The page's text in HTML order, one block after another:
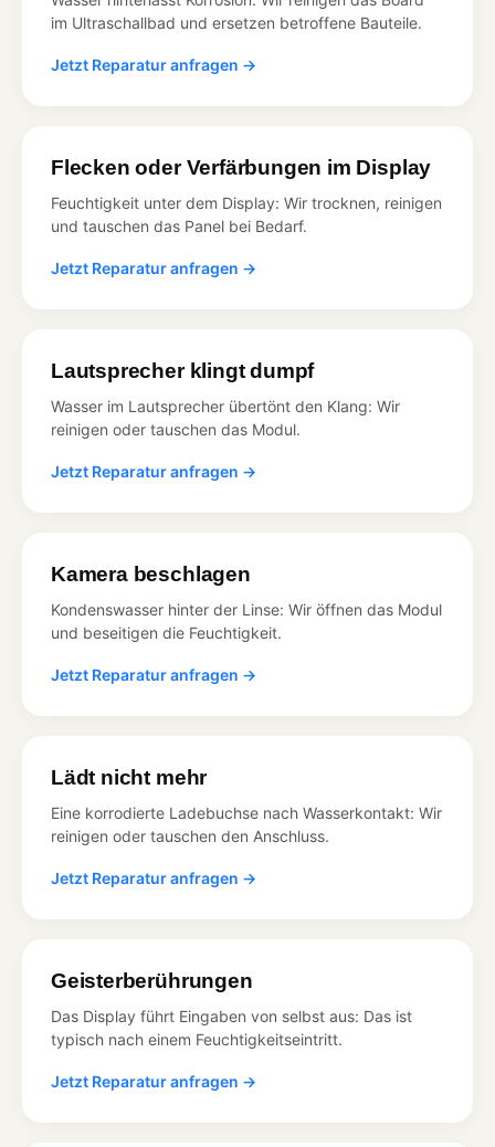
im Ultraschallbad und ersetzen betroffene Bauteile.
Jetzt Reparatur anfragen →
Flecken oder Verfärbungen im Display
Feuchtigkeit unter dem Display: Wir trocknen, reinigen
und tauschen das Panel bei Bedarf.
Jetzt Reparatur anfragen →
Lautsprecher klingt dumpf
Wasser im Lautsprecher übertönt den Klang: Wir
reinigen oder tauschen das Modul.
Jetzt Reparatur anfragen →
Kamera beschlagen
Kondenswasser hinter der Linse: Wir öffnen das Modul
und beseitigen die Feuchtigkeit.
Jetzt Reparatur anfragen →
Lädt nicht mehr
Eine korrodierte Ladebuchse nach Wasserkontakt: Wir
reinigen oder tauschen den Anschluss.
Jetzt Reparatur anfragen →
Geisterberührungen
Das Display führt Eingaben von selbst aus: Das ist
typisch nach einem Feuchtigkeitseintritt.
Jetzt Reparatur anfragen →